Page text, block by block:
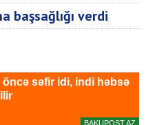
başsağlığı verdi